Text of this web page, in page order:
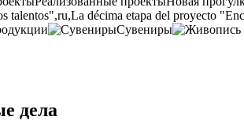
talentos",ru,La décima etapa del proyecto
Сувениры
дела